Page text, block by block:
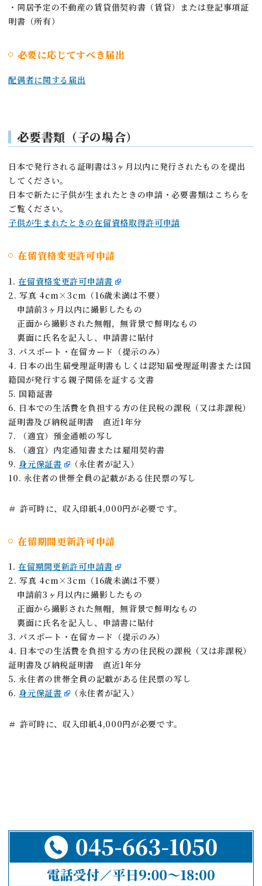
・同居予定の不動産の賃貸借契約書（賃貸）または登記事項証
明書（所有）
必要に応じてすべき届出
配偶者に関する届出
必要書類 （子の場合）
日本で発行される証明書は3ヶ月以内に発行されたものを提出
してください。
日本で新たに子供が生まれたときの申請・必要書類はこちらを
ご覧ください。
子供が生まれたときの在留資格取得許可申請
在留資格変更許可申請
1.在留資格変更許可申請書
2. 写真 4cm×3cm（16歳未満は不要）
申請前3ヶ月以内に撮影したもの
正面から撮影された無帽，無背景で鮮明なもの
裏面に氏名を記入し、申請書に貼付
3. パスポート・在留カード（提示のみ）
4. 日本の出生届受理証明書もしくは認知届受理証明書または国
籍国が発行する親子関係を証する文書
5. 国籍証書
6. 日本での生活費を負担する方の住民税の課税（又は非課税）
証明書及び納税証明書 直近1年分
7. （適宜）預金通帳の写し
8. （適宜）内定通知書または雇用契約書
9. 身元保証書
（永住者が記入）
10. 永住者の世帯全員の記載がある住民票の写し
＃ 許可時に、収入印紙4,000円が必要です。
在留期間更新許可申請
1.在留期間更新許可申請書
2. 写真 4cm×3cm（16歳未満は不要）
申請前3ヶ月以内に撮影したもの
正面から撮影された無帽，無背景で鮮明なもの
裏面に氏名を記入し、申請書に貼付
3. パスポート・在留カード（提示のみ）
4. 日本での生活費を負担する方の住民税の課税（又は非課税）
証明書及び納税証明書 直近1年分
5. 永住者の世帯全員の記載がある住民票の写し
6. 身元保証書 （永住者が記入）
＃ 許可時に、収入印紙4,000円が必要です。